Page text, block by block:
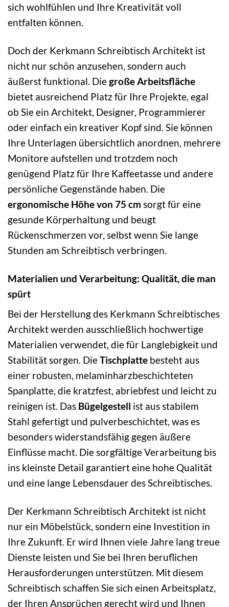
sich wohlfühlen und Ihre Kreativität voll
entfalten können.
Doch der Kerkmann Schreibtisch Architekt ist
nicht nur schön anzusehen, sondern auch
äußerst funktional. Diegroße Arbeitsfläche
bietet ausreichend Platz für Ihre Projekte, egal
ob Sie ein Architekt, Designer, Programmierer
oder einfach ein kreativer Kopf sind. Sie können
Ihre Unterlagen übersichtlich anordnen, mehrere
Monitore aufstellen und trotzdem noch
genügend Platz für Ihre Kaffeetasse und andere
persönliche Gegenstände haben. Die
ergonomische Höhe von 75 cm sorgt für eine
gesunde Körperhaltung und beugt
Rückenschmerzen vor, selbst wenn Sie lange
Stunden am Schreibtisch verbringen.
Materialien und Verarbeitung: Qualität, die man
spürt
Bei der Herstellung des Kerkmann Schreibtisches
Architekt werden ausschließlich hochwertige
Materialien verwendet, die für Langlebigkeit und
Stabilität sorgen. DieTischplatte besteht aus
einer robusten, melaminharzbeschichteten
Spanplatte, die kratzfest, abriebfest und leicht zu
reinigen ist. Das Bügelgestell ist aus stabilem
Stahl gefertigt und pulverbeschichtet, was es
besonders widerstandsfähig gegen äußere
Einflüsse macht. Die sorgfältige Verarbeitung bis
ins kleinste Detail garantiert eine hohe Qualität
und eine lange Lebensdauer des Schreibtisches.
Der Kerkmann Schreibtisch Architekt ist nicht
nur ein Möbelstück, sondern eine Investition in
Ihre Zukunft. Er wird Ihnen viele Jahre lang treue
Dienste leisten und Sie bei Ihren beruflichen
Herausforderungen unterstützen. Mit diesem
Schreibtisch schaffen Sie sich einen Arbeitsplatz,
der Ihren Ansprüchen gerecht wird und Ihnen